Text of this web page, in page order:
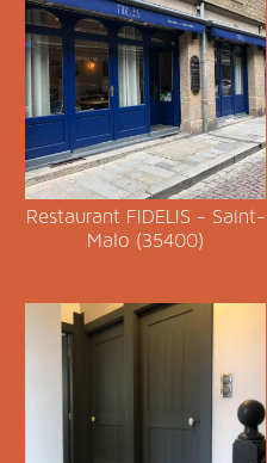
Restaurant FIDELIS - Saint-
Malo (35400)